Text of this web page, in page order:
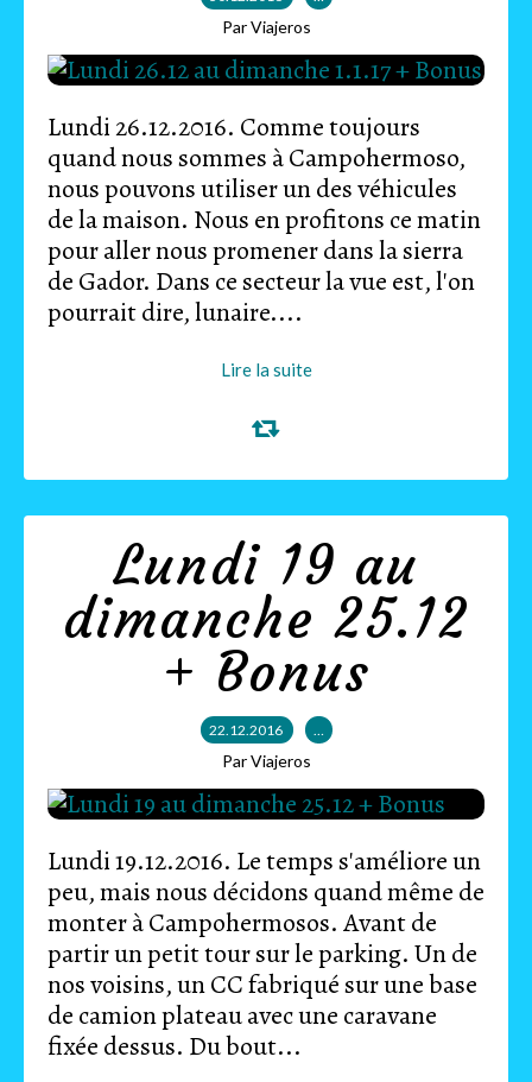
Par Viajeros
Lundi 26.12.2016. Comme toujours
quand nous sommes à Campohermoso,
nous pouvons utiliser un des véhicules
de la maison. Nous en profitons ce matin
pour aller nous promener dans la sierra
de Gador. Dans ce secteur la vue est, l'on
pourrait dire, lunaire....
Lire la suite
Lundi 19 au
dimanche 25.12
+ Bonus
22.12.2016 …
Par Viajeros
Lundi 19.12.2016. Le temps s'améliore un
peu, mais nous décidons quand même de
monter à Campohermosos. Avant de
partir un petit tour sur le parking. Un de
nos voisins, un CC fabriqué sur une base
de camion plateau avec une caravane
fixée dessus. Du bout...